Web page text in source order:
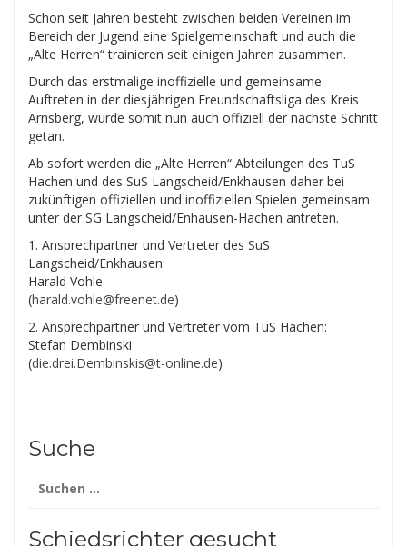
Schon seit Jahren besteht zwischen beiden Vereinen im
Bereich der Jugend eine Spielgemeinschaft und auch die
„Alte Herren“ trainieren seit einigen Jahren zusammen.
Durch das erstmalige inoffizielle und gemeinsame
Auftreten in der diesjährigen Freundschaftsliga des Kreis
Arnsberg, wurde somit nun auch offiziell der nächste Schritt
getan.
Ab sofort werden die „Alte Herren“ Abteilungen des TuS
Hachen und des SuS Langscheid/Enkhausen daher bei
zukünftigen offiziellen und inoffiziellen Spielen gemeinsam
unter der SG Langscheid/Enhausen-Hachen antreten.
1. Ansprechpartner und Vertreter des SuS
Langscheid/Enkhausen:
Harald Vohle
(harald.vohle@freenet.de)
2. Ansprechpartner und Vertreter vom TuS Hachen:
Stefan Dembinski
(die.drei.Dembinskis@t-online.de)
Suche
nach:
Schiedsrichter gesucht